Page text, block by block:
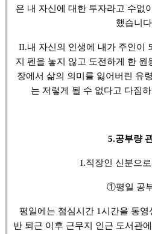
은 내 자신에 대한 투자라고 수없
했습니
II.내 자신의 인생에 내가 주인이
지 펜을 놓지 않고 도전하게 한 원
장에서 삶의 의미를 잃어버린 유
는 저렇게 될 수 없다고 다짐
5.공부량
I.직장인 신분으
①평일 공
평일에는 점심시간 1시간을 동영
반 퇴근 이후 근무지 인근 도서관